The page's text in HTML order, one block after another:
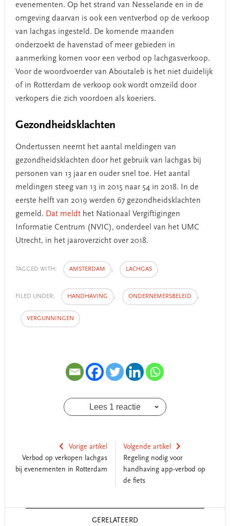
evenementen. Op het strand van Nesselande en in de
omgeving daarvan is ook een ventverbod op de verkoop
van lachgas ingesteld. De komende maanden
onderzoekt de havenstad of meer gebieden in
aanmerking komen voor een verbod op lachgasverkoop.
Voor de woordvoerder van Aboutaleb is het niet duidelijk
of in Rotterdam de verkoop ook wordt omzeild door
verkopers die zich voordoen als koeriers.
Gezondheidsklachten
Ondertussen neemt het aantal meldingen van
gezondheidsklachten door het gebruik van lachgas bij
personen van 13 jaar en ouder snel toe. Het aantal
meldingen steeg van 13 in 2015 naar 54 in 2018. In de
eerste helft van 2019 werden 67 gezondheidsklachten
gemeld. Dat meldthet Nationaal Vergiftigingen
Informatie Centrum (NVIC), onderdeel van het UMC
Utrecht, in het jaaroverzicht over 2018.
TAGGED WITH: AMSTERDAM , LACHGAS
FILED UNDER: HANDHAVING , ONDERNEMERSBELEID ,
VERGUNNINGEN
Lees 1 reactie
Vorige artikel
Verbod op verkopen lachgas
bij evenementen in Rotterdam
Volgende artikel
Regeling nodig voor
handhaving app-verbod op
de fiets
GERELATEERD